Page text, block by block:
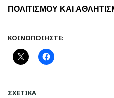
ΠΟΛΙΤΙΣΜΟΥ ΚΑΙ
ΚΟΙΝΟΠΟΙΉΣΤΕ:
ΣΧΕΤΙΚΆ